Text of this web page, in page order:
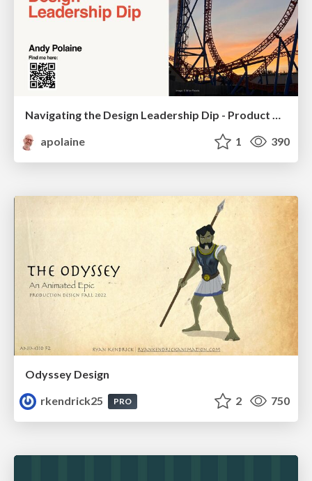
Navigating the Design Leadership Dip - Product Design Week Design Leaders+ Conference 2024
apolaine
1 390
Odyssey Design
rkendrick25
PRO 2 750